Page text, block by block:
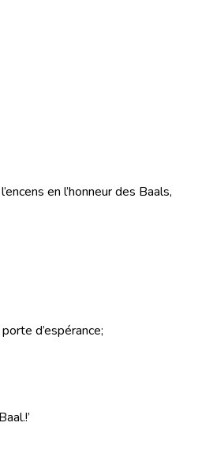
en l’honneur des Baals,
d’espérance;
!’